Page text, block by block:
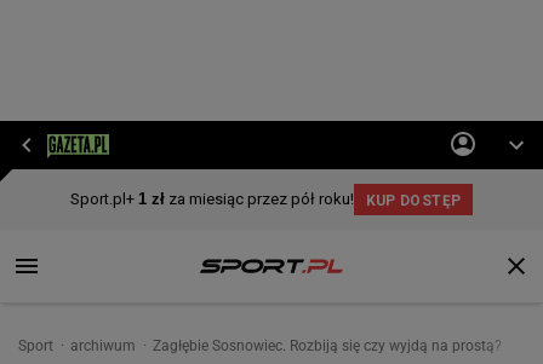
Sport archiwum Zagłębie Sosnowiec. Rozbiją się czy wyjdą na prostą?